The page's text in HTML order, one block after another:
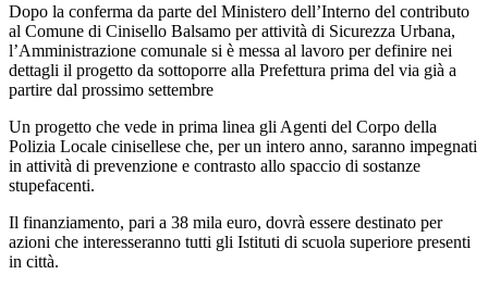
Dopo la conferma da parte del Ministero dell’Interno del contributo
al Comune di Cinisello Balsamo per attività di Sicurezza Urbana,
l’Amministrazione comunale si è messa al lavoro per definire nei
dettagli il progetto da sottoporre alla Prefettura prima del via già a
partire dal prossimo settembre
Un progetto che vede in prima linea gli Agenti del Corpo della
Polizia Locale cinisellese che, per un intero anno, saranno impegnati
in attività di prevenzione e contrasto allo spaccio di sostanze
stupefacenti.
Il finanziamento, pari a 38 mila euro, dovrà essere destinato per
azioni che interesseranno tutti gli Istituti di scuola superiore presenti
in città.